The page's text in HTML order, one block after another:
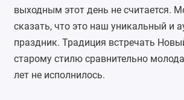
выходным этот день не считается.
сказать, что это наш уникальный и
праздник. Традиция встречать
старому стилю сравнительно
лет не исполнилось.